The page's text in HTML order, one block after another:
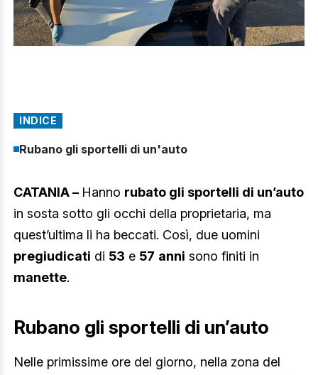
INDICE
Rubano gli sportelli di un'auto
CATANIA – Hanno rubato gli sportelli di un’auto
in sosta sotto gli occhi della proprietaria, ma
quest’ultima li ha beccati. Così, due uomini
pregiudicati di 53 e 57 anni sono finiti in
manette.
Rubano gli sportelli di un’auto
Nelle primissime ore del giorno, nella zona del